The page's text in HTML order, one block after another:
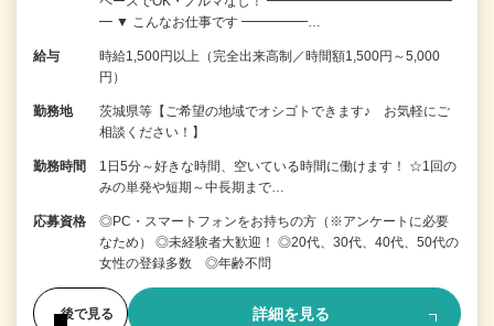
━ ▼ こんなお仕事です ━━━━━…
給与
時給1,500円以上（完全出来高制／時間額1,500円～5,000
円）
勤務地
茨城県等【ご希望の地域でオシゴトできます♪ お気軽にご
相談ください！】
勤務時間
1日5分～好きな時間、空いている時間に働けます！ ☆1回の
みの単発や短期～中長期まで…
応募資格
◎PC・スマートフォンをお持ちの方（※アンケートに必要
なため） ◎未経験者大歓迎！ ◎20代、30代、40代、50代の
女性の登録多数 ◎年齢不問
後で見る 詳細を見る